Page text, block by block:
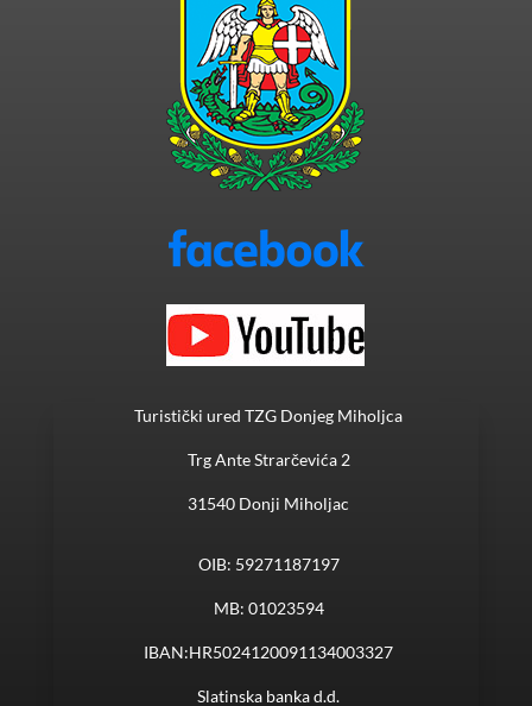
Turistički ured TZG Donjeg Miholjca
Trg Ante Strarčevića 2
31540 Donji Miholjac
OIB: 59271187197
MB: 01023594
IBAN:HR5024120091134003327
Slatinska banka d.d.